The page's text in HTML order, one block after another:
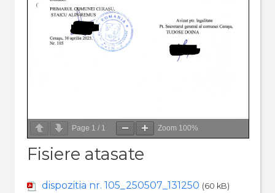
Page 1 / 1 Zoom 100%
Fisiere atasate
dispozitia nr. 105_250507_131250 (60 kB)